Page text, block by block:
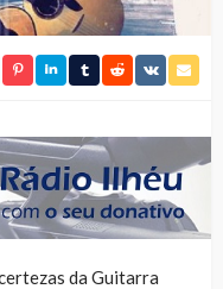
da Guitarra